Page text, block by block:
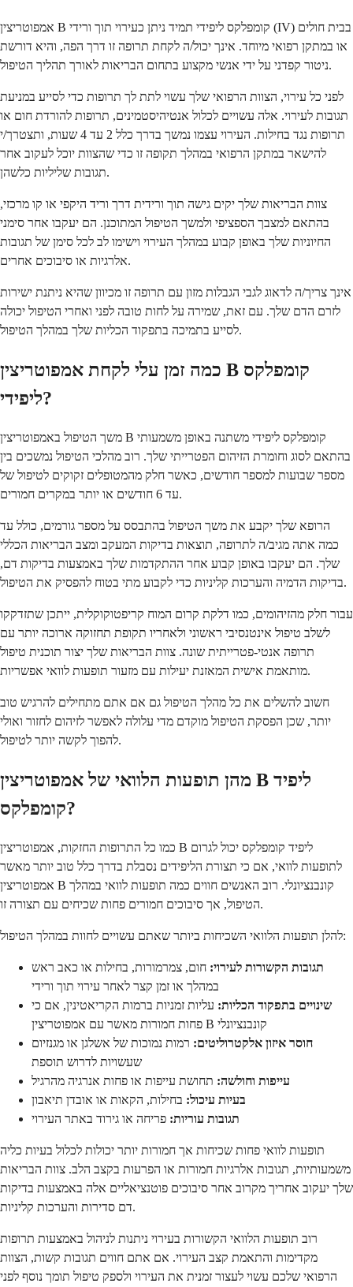
אמפוטריצין B קומפלקס ליפידי תמיד ניתן כעירוי תוך ורידי (IV) בבית חולים
או במתקן רפואי מיוחד. אינך יכול/ה לקחת תרופה זו דרך הפה, והיא דורשת
ניטור קפדני על ידי אנשי מקצוע בתחום הבריאות לאורך תהליך הטיפול.
לפני כל עירוי, הצוות הרפואי שלך עשוי לתת לך תרופות כדי לסייע במניעת
תגובות לעירוי. אלה עשויים לכלול אנטיהיסטמינים, תרופות להורדת חום או
תרופות נגד בחילות. העירוי עצמו נמשך בדרך כלל 2 עד 4 שעות, ותצטרך/י
להישאר במתקן הרפואי במהלך תקופה זו כדי שהצוות יוכל לעקוב אחר
תגובות שליליות כלשהן.
צוות הבריאות שלך יקים גישה תוך ורידית דרך וריד היקפי או קו מרכזי,
בהתאם למצבך הספציפי ולמשך הטיפול המתוכנן. הם יעקבו אחר סימני
החיוניות שלך באופן קבוע במהלך העירוי וישימו לב לכל סימן של תגובות
אלרגיות או סיבוכים אחרים.
אינך צריך/ה לדאוג לגבי הגבלות מזון עם תרופה זו מכיוון שהיא ניתנת ישירות
לזרם הדם שלך. עם זאת, שמירה על לחות טובה לפני ואחרי הטיפול יכולה
לסייע בתמיכה בתפקוד הכליות שלך במהלך הטיפול.
כמה זמן עלי לקחת אמפוטריצין B קומפלקס
ליפידי?
משך הטיפול באמפוטריצין B קומפלקס ליפידי משתנה באופן משמעותי
בהתאם לסוג וחומרת הזיהום הפטרייתי שלך. רוב מהלכי הטיפול נמשכים בין
מספר שבועות למספר חודשים, כאשר חלק מהמטופלים זקוקים לטיפול של
עד 6 חודשים או יותר במקרים חמורים.
הרופא שלך יקבע את משך הטיפול בהתבסס על מספר גורמים, כולל עד
כמה אתה מגיב/ה לתרופה, תוצאות בדיקות המעקב ומצב הבריאות הכללי
שלך. הם יעקבו באופן קבוע אחר ההתקדמות שלך באמצעות בדיקות דם,
בדיקות הדמיה והערכות קליניות כדי לקבוע מתי בטוח להפסיק את הטיפול.
עבור חלק מהזיהומים, כמו דלקת קרום המוח קריפטוקוקלית, ייתכן שתזדקקו
לשלב טיפול אינטנסיבי ראשוני ולאחריו תקופת תחזוקה ארוכה יותר עם
תרופה אנטי-פטרייתית שונה. צוות הבריאות שלך יצור תוכנית טיפול
מותאמת אישית המאזנת יעילות עם מזעור תופעות לוואי אפשריות.
חשוב להשלים את כל מהלך הטיפול גם אם אתם מתחילים להרגיש טוב
יותר, שכן הפסקת הטיפול מוקדם מדי עלולה לאפשר לזיהום לחזור ואולי
להפוך לקשה יותר לטיפול.
מהן תופעות הלוואי של אמפוטריצין B ליפיד
קומפלקס?
כמו כל התרופות החזקות, אמפוטריצין B ליפיד קומפלקס יכול לגרום
לתופעות לוואי, אם כי תצורת הליפידים נסבלת בדרך כלל טוב יותר מאשר
אמפוטריצין B קונבנציונלי. רוב האנשים חווים כמה תופעות לוואי במהלך
הטיפול, אך סיבוכים חמורים פחות שכיחים עם תצורה זו.
להלן תופעות הלוואי השכיחות ביותר שאתם עשויים לחוות במהלך הטיפול:
תגובות הקשורות לעירוי: חום, צמרמורות, בחילות או כאב ראש
במהלך או זמן קצר לאחר עירוי תוך ורידי
שינויים בתפקוד הכליות: עליות זמניות ברמות הקריאטינין, אם כי
פחות חמורות מאשר עם אמפוטריצין B קונבנציונלי
חוסר איזון אלקטרוליטים: רמות נמוכות של אשלגן או מגנזיום
שעשויות לדרוש תוספת
עייפות וחולשה: תחושת עייפות או פחות אנרגיה מהרגיל
בעיות עיכול: בחילות, הקאות או אובדן תיאבון
תגובות עוריות: פריחה או גירוד באתר העירוי
תופעות לוואי פחות שכיחות אך חמורות יותר יכולות לכלול בעיות כליה
משמעותיות, תגובות אלרגיות חמורות או הפרעות בקצב הלב. צוות הבריאות
שלך יעקוב אחריך מקרוב אחר סיבוכים פוטנציאליים אלה באמצעות בדיקות
דם סדירות והערכות קליניות.
רוב תופעות הלוואי הקשורות בעירוי ניתנות לניהול באמצעות תרופות
מקדימות והתאמת קצב העירוי. אם אתם חווים תגובות קשות, הצוות
הרפואי שלכם עשוי לעצור זמנית את העירוי ולספק טיפול תומך נוסף לפני